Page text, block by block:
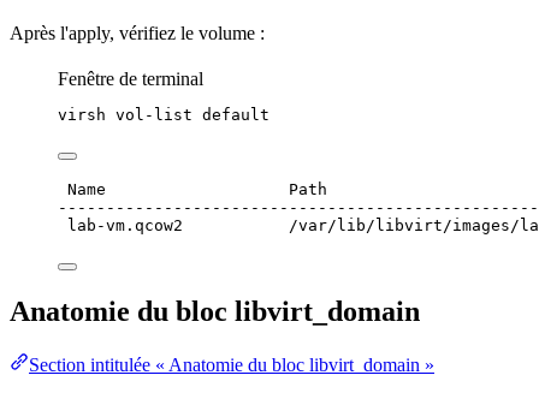
Après l'apply, vérifiez le volume :
Fenêtre de terminal
virsh vol-list default
Name                   Path
lab-vm.qcow2           /var/lib/libvirt/images/lab-
Anatomie du bloc libvirt_domain
Section intitulée « Anatomie du bloc libvirt_domain »